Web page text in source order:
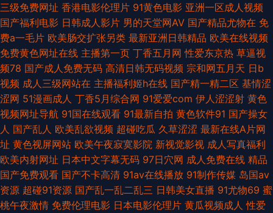
福利版 熟女丝袜91 爱豆TV传媒免费 黄色电影视频网 欧洲三级网站在线 免
费在线成人网 www99蜜臀 免费色片 91黄色链接 美女喷水网址 深夜福利剧
场 www99操 九九月老司机 亚洲变态另类导航 99色色伦 黄色仓库网址 日本
a级电影久久 伊人青青 福利社嫩草一二 欧美日韩vv 中文字幕第15页 成人香
蕉av 狼友社区 探花av电影导航 影音先锋99爱 极品伪娘TS 日本美女黄色 97
超碰亚洲天堂 久草热大香蕉 色婷婷福利导航 91日韩高清 免费色色网站 91视
频网址入囗 丰满熟妇乱子另类 欧美老妇BB系列 亚洲色图第一页 美女禁网站
三级免费网址 香港电影伦理片 91黄色电影 亚洲一区成人视频
国产福利电影 日韩成人影片 男的天堂网AV 国产精品尤物在 免
费a一毛片 欧美肠交扩张另类 最新亚洲日韩精品 欧美在线视频
免费黄色网址在线 主播第一页 丁香五月网 性爱东京热 草逼视
频78 国产成人免费无码 高清日韩无码视频 宗和网五月天 日b
视频 成人三级网站在 主播福利姬h在线 国产精一精二区 基情涩
涩网 51漫画成人 丁香5月综合网 91爱爱com 伊人涩涩射 黄色
视频网址导航 91国在线观看 91最新自拍 黄色软件91 国产操女
人 国产乱人 欧美乱欲视频 超碰吃瓜 久草涩涩 最新在线A片网
址 黄色视屏网站 欧美午夜寂寞影院 新视觉影视 成人写真福利
欧美内射网址 日本中文字幕无码 97日穴网 成人免费在线 精品
国产免费观看 国产不卡高清 91av在线播放 91制作传媒 岛国av
资源 超碰91资源 国产乱一乱二乱三 日韩美女直播 91尤物69 蜜
桃午夜激情 免费伦理电影 日本电影伦理片 黄瓜视频成人 性爱